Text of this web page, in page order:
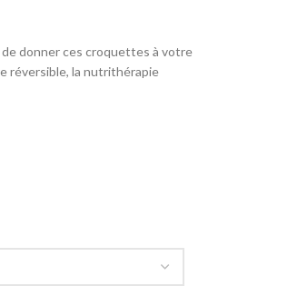
donner ces croquettes à votre
réversible, la nutrithérapie